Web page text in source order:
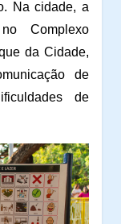
Na cidade, a
Complexo
da Cidade,
de
de